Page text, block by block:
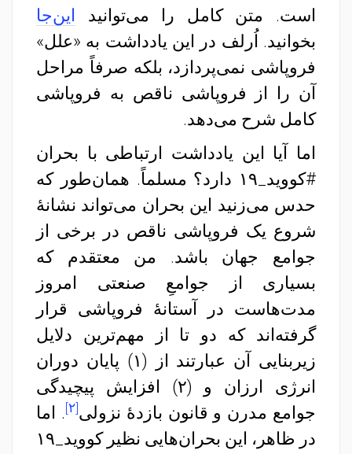
است. متن کامل را می‌توانید این‌جا
بخوانید. اُرلف در این یادداشت به «علل»
فروپاشی نمی‌پردازد، بلکه صرفاً مراحل
آن را از فروپاشی ناقص به فروپاشی
کامل شرح می‌دهد.
اما آیا این یادداشت ارتباطی با بحران
#کووید_۱۹ دارد؟ مسلماً. همان‌طور که
حدس می‌زنید این بحران می‌تواند نشانهٔ
شروع یک فروپاشی ناقص در برخی از
جوامع جهان باشد. من معتقدم که
بسیاری از جوامعِ صنعتی امروز
مدت‌هاست در آستانهٔ فروپاشی قرار
گرفته‌اند که دو تا از مهم‌ترین دلایل
زیربنایی‌ آن عبارتند از (۱) پایان دوران
انرژی ارزان و (۲) افزایش پیچیدگی
جوامع مدرن و قانون بازدهٔ نزولی[۲] . اما
در ظاهر، این بحران‌هایی نظیر کووید_۱۹